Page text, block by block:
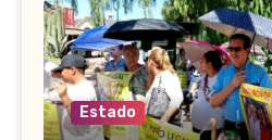
Estado